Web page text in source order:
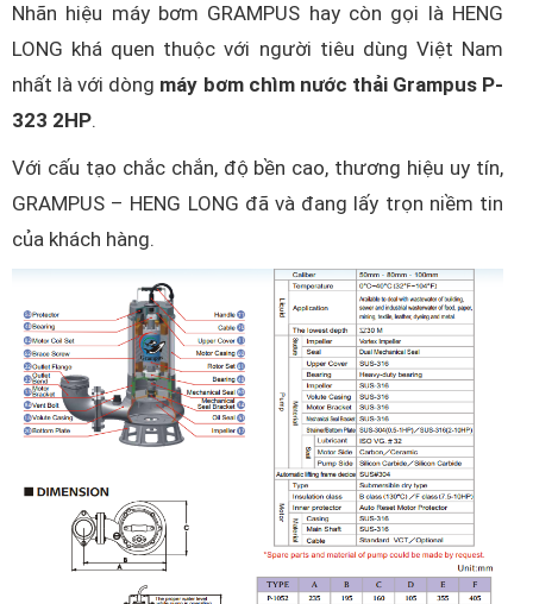
Nhãn hiệu máy bơm GRAMPUS hay còn gọi là HENG
LONG khá quen thuộc với người tiêu dùng Việt Nam
nhất là với dòng máy bơm chìm nước thải Grampus P-
323 2HP.
Với cấu tạo chắc chắn, độ bền cao, thương hiệu uy tín,
GRAMPUS – HENG LONG đã và đang lấy trọn niềm tin
của khách hàng.